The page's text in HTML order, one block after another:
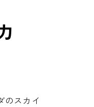
のスカイ